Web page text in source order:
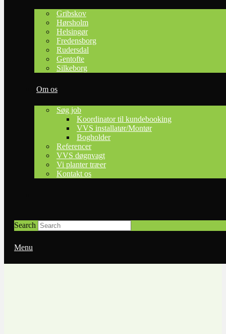
Gribskov
Hørsholm
Helsingør
Fredensborg
Rudersdal
Gentofte
Silkeborg
Om os
Søg job
Koordinator til kundebooking
VVS installatør/Montør
Bogholder
Referencer
VVS døgnvagt
Vi planter træer
Kontakt os
Search
Menu
Trygt – Nemt – Bekvemt
Vi gør det nemt for dig at få udført VVS opgaver. Du kan booke
arbejdet udføres på det tidspunkt, der bedst passer dig.
Du kan også vælge at få udført en opgave til fast pris, f.eks. en
vandhane leveret og monteret med 10 års garanti. Hvis opgaven
er større laver vi en skræddersyet løsning tilpasset netop dine